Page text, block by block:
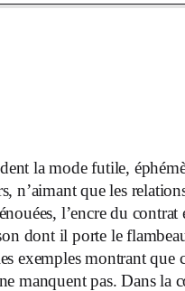
la mode futile,
n’aimant que les
l’encre du contrat
dont il porte le
exemples montrant que
manquent pas. Dans la